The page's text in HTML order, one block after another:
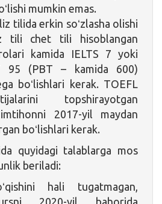
mumkin emas.
tilida erkin soʻzlasha olishi
tili chet tili hisoblangan
kamida IELTS 7 yoki
95 (PBT – kamida 600)
boʻlishlari kerak. TOEFL
topshirayotgan
2017-yil maydan
boʻlishlari kerak.
quyidagi talablarga mos
beriladi:
hali tugatmagan,
2020-yil bahorida